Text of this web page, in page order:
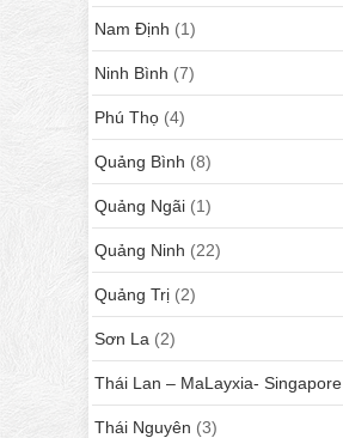
Nam Định (1)
Ninh Bình (7)
Phú Thọ (4)
Quảng Bình (8)
Quảng Ngãi (1)
Quảng Ninh (22)
Quảng Trị (2)
Sơn La (2)
Thái Lan – MaLayxia- Singapore
Thái Nguyên (3)